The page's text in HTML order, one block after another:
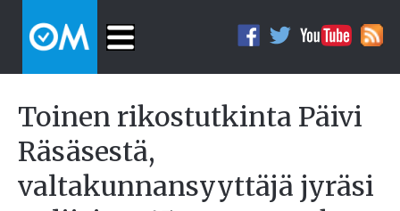
Toinen rikostutkinta Päivi
Räsäsestä,
valtakunnansyyttäjä jyräsi